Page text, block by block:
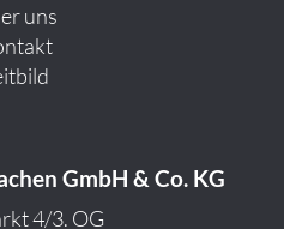
uns
GmbH & Co. KG
4/3. OG